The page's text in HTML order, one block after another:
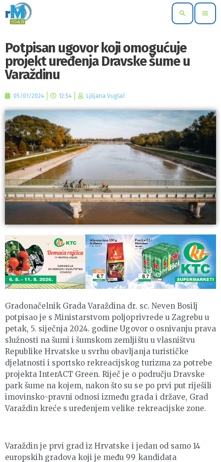
search menu
Potpisan ugovor koji omogućuje
projekt uređenja Dravske šume u
Varaždinu
05/01/2024 12:54 Ljiljana Vuglač
Gradonačelnik Grada Varaždina dr. sc. Neven Bosilj
potpisao je s Ministarstvom poljoprivrede u Zagrebu u
petak, 5. siječnja 2024. godine Ugovor o osnivanju prava
služnosti na šumi i šumskom zemljištu u vlasništvu
Republike Hrvatske u svrhu obavljanja turističke
djelatnosti i sportsko rekreacijskog turizma za potrebe
projekta InterACT Green. Riječ je o području Dravske
park šume na kojem, nakon što su se po prvi put riješili
imovinsko-pravni odnosi između grada i države, Grad
Varaždin kreće s uređenjem velike rekreacijske zone.
Varaždin je prvi grad iz Hrvatske i jedan od samo 14
europskih gradova koji je među 99 kandidata